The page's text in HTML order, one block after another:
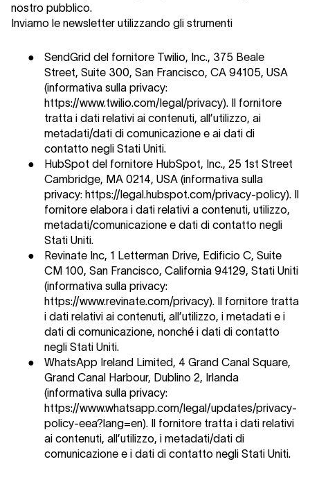
nostro pubblico.
Inviamo le newsletter utilizzando gli strumenti
●
SendGrid del fornitore Twilio, Inc., 375 Beale
Street, Suite 300, San Francisco, CA 94105, USA
(informativa sulla privacy:
https://www.twilio.com/legal/privacy). Il fornitore
tratta i dati relativi ai contenuti, all’utilizzo, ai
metadati/dati di comunicazione e ai dati di
contatto negli Stati Uniti.
●
HubSpot del fornitore HubSpot, Inc., 25 1st Street
Cambridge, MA 0214, USA (informativa sulla
privacy: https://legal.hubspot.com/privacy-policy). Il
fornitore elabora i dati relativi a contenuti, utilizzo,
metadati/comunicazione e dati di contatto negli
Stati Uniti.
●
Revinate Inc, 1 Letterman Drive, Edificio C, Suite
CM 100, San Francisco, California 94129, Stati Uniti
(informativa sulla privacy:
https://www.revinate.com/privacy). Il fornitore tratta
i dati relativi ai contenuti, all’utilizzo, i metadati e i
dati di comunicazione, nonché i dati di contatto
negli Stati Uniti.
●
WhatsApp Ireland Limited, 4 Grand Canal Square,
Grand Canal Harbour, Dublino 2, Irlanda
(informativa sulla privacy:
https://www.whatsapp.com/legal/updates/privacy-
policy-eea?lang=en). Il fornitore tratta i dati relativi
ai contenuti, all’utilizzo, i metadati/dati di
comunicazione e i dati di contatto negli Stati Uniti.